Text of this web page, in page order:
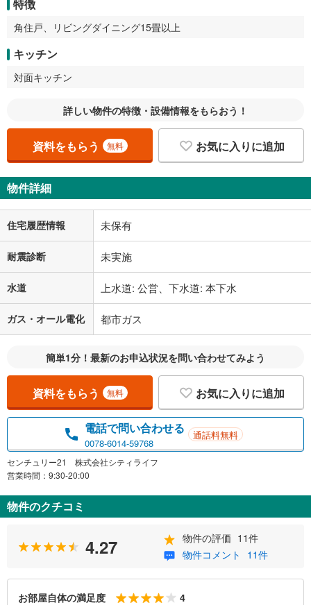
特徴
角住戸、リビングダイニング15畳以上
キッチン
対面キッチン
詳しい物件の特徴・設備情報をもらおう！
資料をもらう 無料 お気に入りに追加
物件詳細
住宅履歴情報 未保有
耐震診断 未実施
水道 上水道: 公営、下水道: 本下水
ガス・オール電化 都市ガス
簡単1分！最新のお申込状況を問い合わせてみよう
資料をもらう 無料 お気に入りに追加
電話で問い合わせる
0078-6014-59768
通話料無料
センチュリー21 株式会社シティライフ
営業時間：9:30-20:00
物件のクチコミ
4.27 物件の評価 11件
物件コメント
11件
お部屋自体の満足度
4